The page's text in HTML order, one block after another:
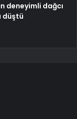
deneyimli dağcı
düştü